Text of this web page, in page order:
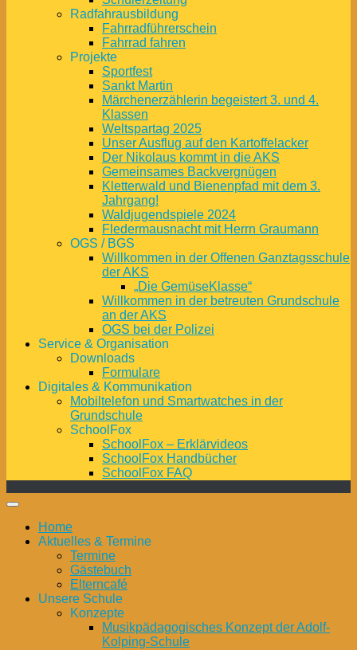
Radfahrausbildung
Fahrradführerschein
Fahrrad fahren
Projekte
Sportfest
Sankt Martin
Märchenerzählerin begeistert 3. und 4.
Klassen
Weltspartag 2025
Unser Ausflug auf den Kartoffelacker
Der Nikolaus kommt in die AKS
Gemeinsames Backvergnügen
Kletterwald und Bienenpfad mit dem 3.
Jahrgang!
Waldjugendspiele 2024
Fledermausnacht mit Herrn Graumann
OGS / BGS
Willkommen in der Offenen Ganztagsschule
der AKS
„Die GemüseKlasse“
Willkommen in der betreuten Grundschule
an der AKS
OGS bei der Polizei
Service & Organisation
Downloads
Formulare
Digitales & Kommunikation
Mobiltelefon und Smartwatches in der
Grundschule
SchoolFox
SchoolFox – Erklärvideos
SchoolFox Handbücher
SchoolFox FAQ
Home
Aktuelles & Termine
Termine
Gästebuch
Elterncafé
Unsere Schule
Konzepte
Musikpädagogisches Konzept der Adolf-
Kolping-Schule